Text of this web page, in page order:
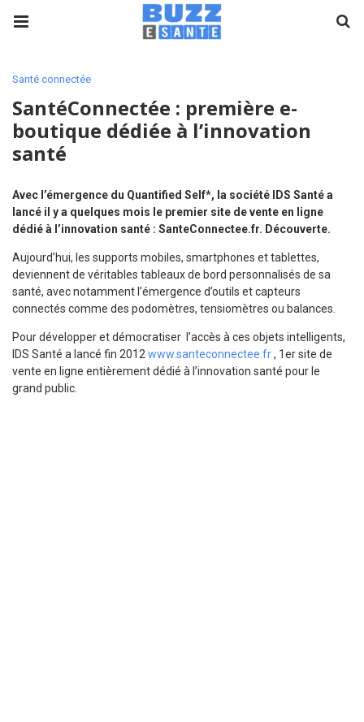
Santé connectée
SantéConnectée : première e-
boutique dédiée à l’innovation
santé
Avec l’émergence du Quantified Self*, la société IDS Santé a
lancé il y a quelques mois le premier site de vente en ligne
dédié à l’innovation santé : SanteConnectee.fr. Découverte.
Aujourd’hui, les supports mobiles, smartphones et tablettes,
deviennent de véritables tableaux de bord personnalisés de sa
santé, avec notamment l’émergence d’outils et capteurs
connectés comme des podomètres, tensiomètres ou balances.
Pour développer et démocratiser l’accès à ces objets intelligents,
IDS Santé a lancé fin 2012 www.santeconnectee.fr, 1er site de
vente en ligne entièrement dédié à l’innovation santé pour le
grand public.